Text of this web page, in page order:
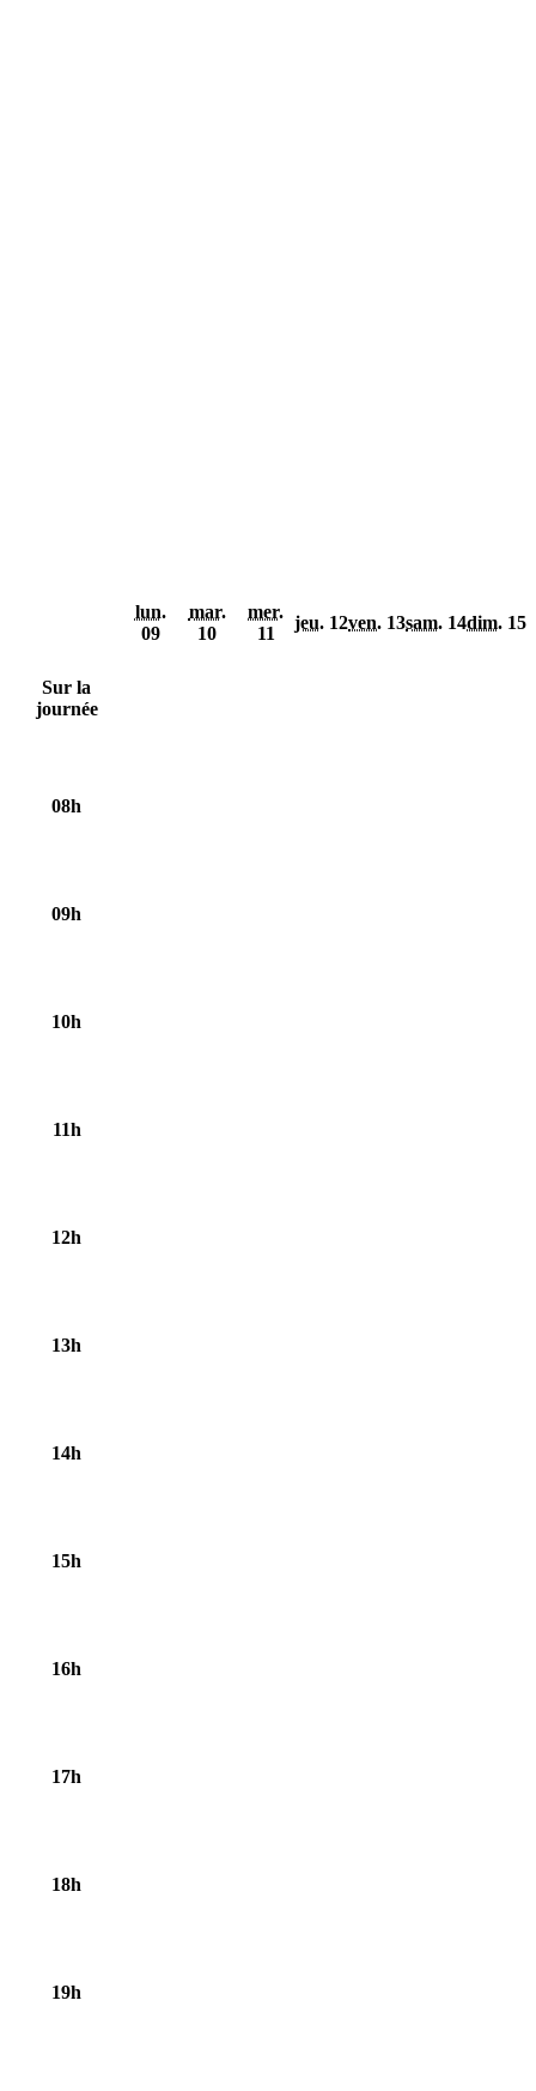
lun.
09
mar.
10
mer.
11
jeu. 12ven. 13sam. 14dim. 15
Sur la
journée
08h
09h
10h
11h
12h
13h
14h
15h
16h
17h
18h
19h